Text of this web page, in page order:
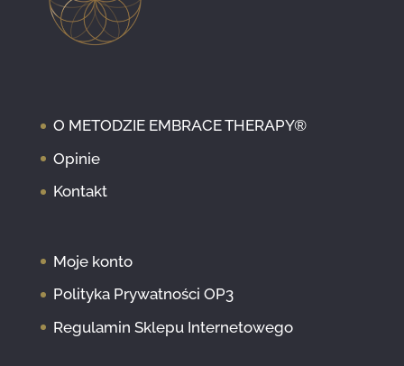
O METODZIE EMBRACE THERAPY®
Opinie
Kontakt
Moje konto
Polityka Prywatności OP3
Regulamin Sklepu Internetowego